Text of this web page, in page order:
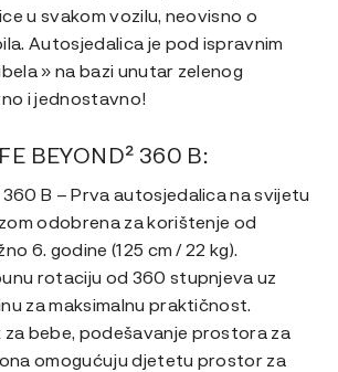
u svakom vozilu, neovisno o
Autosjedalica je pod ispravnim
» na bazi unutar zelenog
i jednostavno!
BEYOND² 360 B:
B – Prva autosjedalica na svijetu
odobrena za korištenje od
6. godine (125 cm / 22 kg).
rotaciju od 360 stupnjeva uz
za maksimalnu praktičnost.
bebe, podešavanje prostora za
omogućuju djetetu prostor za